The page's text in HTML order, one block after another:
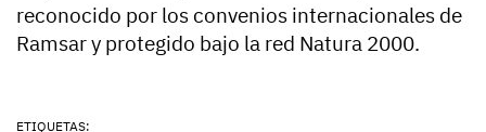
reconocido por los convenios internacionales de
Ramsar y protegido bajo la red Natura 2000.
ETIQUETAS: